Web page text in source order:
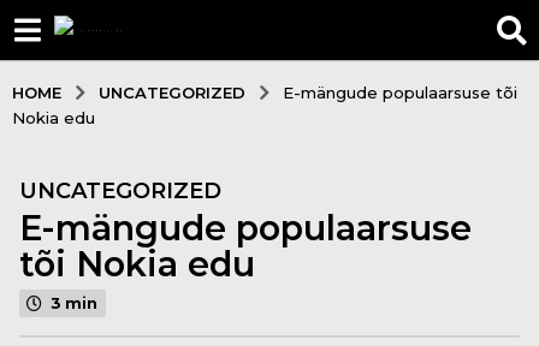
HOME UNCATEGORIZED
E-mängude populaarsuse tõi
Nokia edu
3
a
a
s
t
UNCATEGORIZED
E-mängude populaarsuse
tõi Nokia edu
3 min